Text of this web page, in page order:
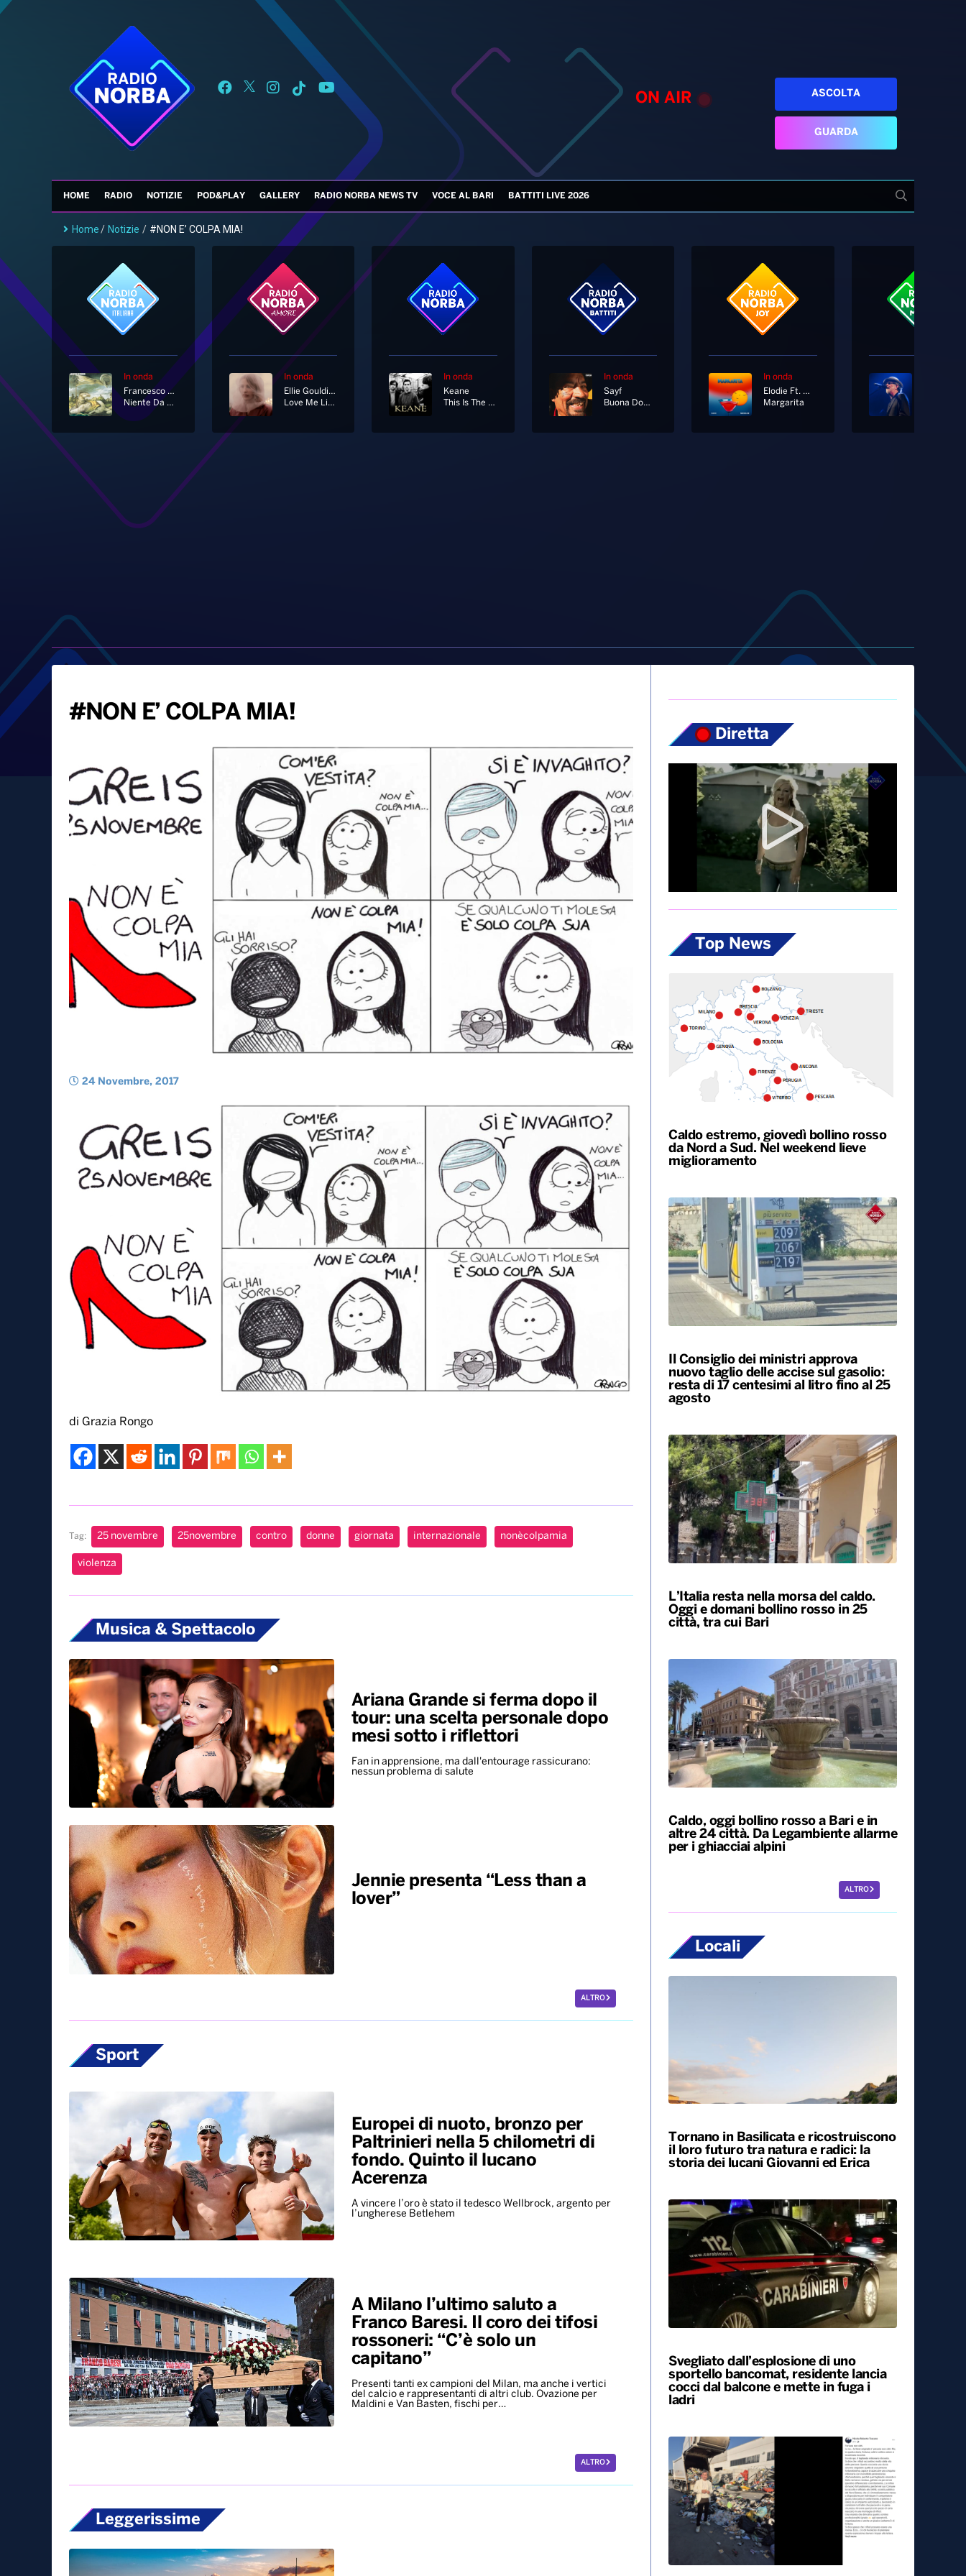
ON AIR ASCOLTA
GUARDA
HOME RADIO NOTIZIE POD&PLAY GALLERY RADIO NORBA NEWS TV VOCE AL BARI BATTITI LIVE 2026
Home/ Notizie / #NON E’ COLPA MIA!
In onda
Francesco De Gregori
Niente Da Capire
In onda
Ellie Goulding
Love Me Like You Do
In onda
Keane
This Is The Last Time
In onda
Sayf
Buona Domenica
In onda
Elodie Ft. Marracash
Margarita
#NON E’ COLPA MIA!
24 Novembre, 2017
di Grazia Rongo
Tag: 25 novembre 25novembre contro donne giornata internazionale nonècolpamia
violenza
Musica & Spettacolo
Ariana Grande si ferma dopo il
tour: una scelta personale dopo
mesi sotto i riflettori
Fan in apprensione, ma dall'entourage rassicurano:
nessun problema di salute
Jennie presenta “Less than a
lover”
ALTRO
Sport
Europei di nuoto, bronzo per
Paltrinieri nella 5 chilometri di
fondo. Quinto il lucano
Acerenza
A vincere l’oro è stato il tedesco Wellbrock, argento per
l’ungherese Betlehem
A Milano l’ultimo saluto a
Franco Baresi. Il coro dei tifosi
rossoneri: “C’è solo un
capitano”
Presenti tanti ex campioni del Milan, ma anche i vertici
del calcio e rappresentanti di altri club. Ovazione per
Maldini e Van Basten, fischi per…
ALTRO
Leggerissime
Diretta
Top News
Caldo estremo, giovedì bollino rosso
da Nord a Sud. Nel weekend lieve
miglioramento
Il Consiglio dei ministri approva
nuovo taglio delle accise sul gasolio:
resta di 17 centesimi al litro fino al 25
agosto
L’Italia resta nella morsa del caldo.
Oggi e domani bollino rosso in 25
città, tra cui Bari
Caldo, oggi bollino rosso a Bari e in
altre 24 città. Da Legambiente allarme
per i ghiacciai alpini
ALTRO
Locali
Tornano in Basilicata e ricostruiscono
il loro futuro tra natura e radici: la
storia dei lucani Giovanni ed Erica
Svegliato dall’esplosione di uno
sportello bancomat, residente lancia
cocci dal balcone e mette in fuga i
ladri